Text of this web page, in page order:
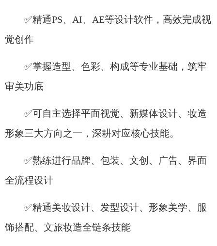
✅精通PS、AI、AE等设计软件，高效完成视
觉创作
✅掌握造型、色彩、构成等专业基础，筑牢
审美功底
✅可自主选择平面视觉、新媒体设计、妆造
形象三大方向之一，深耕对应核心技能。
✅熟练进行品牌、包装、文创、广告、界面
全流程设计
✅精通美妆设计、发型设计、形象美学、服
饰搭配、文旅妆造全链条技能